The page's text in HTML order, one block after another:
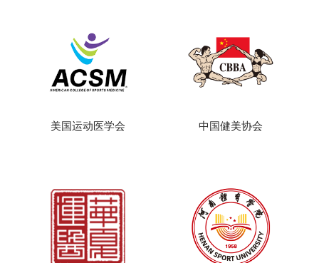
美国运动医学会 中国健美协会